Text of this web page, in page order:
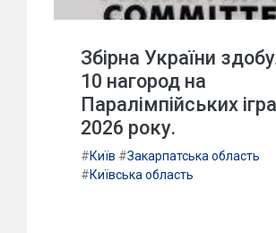
Збірна України
10 нагород на
Паралімпійських
2026 року.
#Київ #Закарпатська область
#Київська область